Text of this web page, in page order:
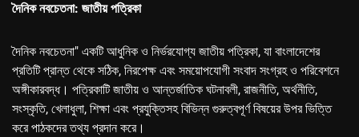
দৈনিক নবচেতনা: জাতীয় পত্রিকা
দৈনিক নবচেতনা" একটি আধুনিক ও নির্ভরযোগ্য জাতীয় পত্রিকা, যা বাংলাদেশের
প্রতিটি প্রান্ত থেকে সঠিক, নিরপেক্ষ এবং সময়োপযোগী সংবাদ সংগ্রহ ও পরিবেশনে
অঙ্গীকারবদ্ধ। পত্রিকাটি জাতীয় ও আন্তর্জাতিক ঘটনাবলী, রাজনীতি, অর্থনীতি,
সংস্কৃতি, খেলাধুলা, শিক্ষা এবং প্রযুক্তিসহ বিভিন্ন গুরুত্বপূর্ণ বিষয়ের উপর ভিত্তি
করে পাঠকদের তথ্য প্রদান করে।